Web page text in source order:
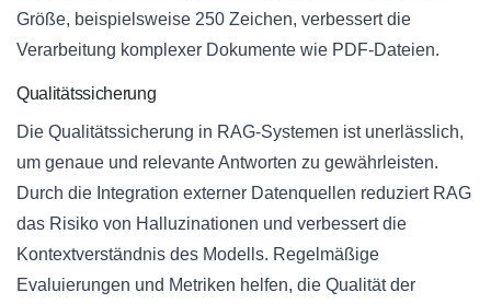
Größe, beispielsweise 250 Zeichen, verbessert die
Verarbeitung komplexer Dokumente wie PDF-Dateien.
Qualitätssicherung
Die Qualitätssicherung in RAG-Systemen ist unerlässlich,
um genaue und relevante Antworten zu gewährleisten.
Durch die Integration externer Datenquellen reduziert RAG
das Risiko von Halluzinationen und verbessert die
Kontextverständnis des Modells. Regelmäßige
Evaluierungen und Metriken helfen, die Qualität der